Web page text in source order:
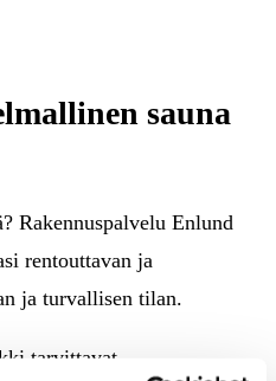
sauna
Rakennuspalvelu Enlund
rentouttavan ja
ja turvallisen tilan.
tarvittavat